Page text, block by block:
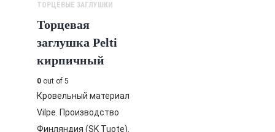
ТОРЦЕВЫЕ ЗАГЛУШКИ
Торцевая
заглушка Pelti
кирпичный
0 out of 5
Кровельный материал
Vilpe. Производство
Финляндия (SK Tuote).